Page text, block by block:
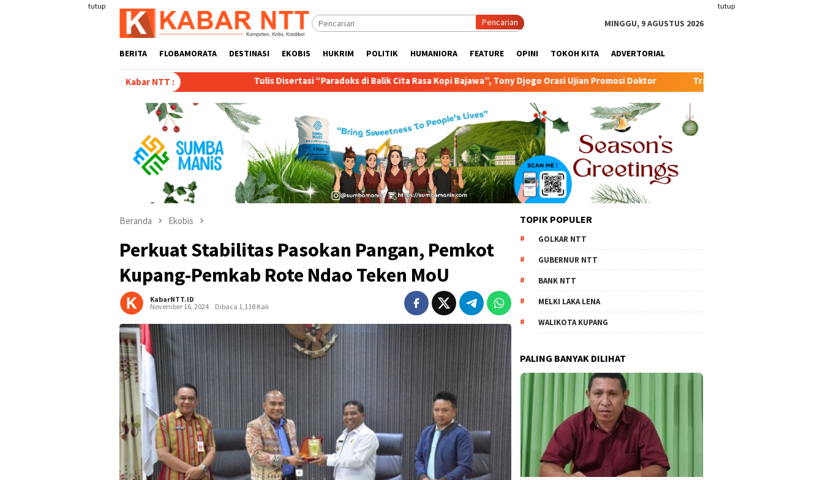
tutup tutup
Pencarian MINGGU, 9 AGUSTUS 2026
BERITA FLOBAMORATA DESTINASI EKOBIS HUKRIM POLITIK HUMANIORA FEATURE OPINI TOKOH KITA ADVERTORIAL
Kabar NTT :Tulis Disertasi “Paradoks di Balik Cita Rasa Kopi Bajawa”, Tony Djogo Orasi Ujian Promosi Doktor Transformasi Peternakan Modern TTU: Kunci Baru
Beranda Ekobis
Perkuat Stabilitas Pasokan Pangan, Pemkot
Kupang-Pemkab Rote Ndao Teken MoU
KabarNTT.ID
November 16, 2024
Dibaca 1,118 Kali
TOPIK POPULER
GOLKAR NTT
GUBERNUR NTT
BANK NTT
MELKI LAKA LENA
WALIKOTA KUPANG
PALING BANYAK DILIHAT